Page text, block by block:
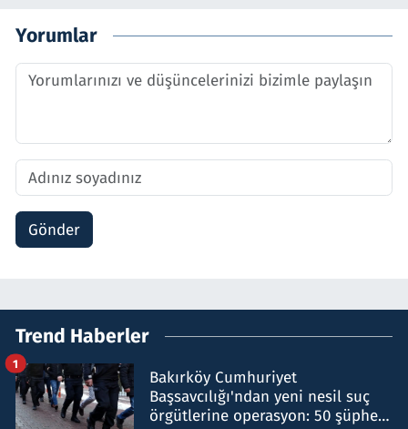
Yorumlar
Gönder
Trend Haberler
Bakırköy Cumhuriyet
Başsavcılığı'ndan yeni nesil suç
örgütlerine operasyon: 50 şüpheli
1